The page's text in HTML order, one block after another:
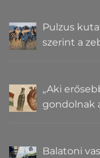
Pulzus
szerint a
„Aki
gondolnak
Balatoni